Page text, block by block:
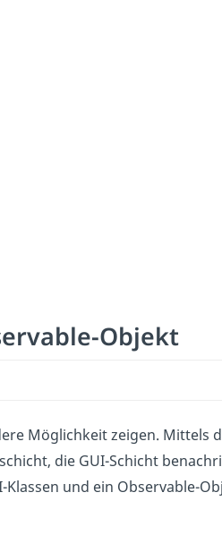
Objekt
Möglichkeit zeigen. Mittels
die GUI-Schicht
und ein Observable-